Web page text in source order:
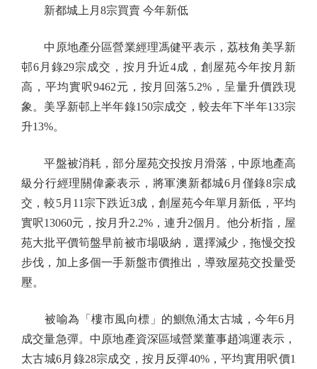
新都城上月8宗買賣 今年新低
中原地產分區營業經理馮健平表示，荔枝角美孚新
邨6月錄29宗成交，按月升近4成，創屋苑今年按月新
高，平均實呎9462元，按月回落5.2%，呈量升價跌現
象。美孚新邨上半年錄150宗成交，較去年下半年133宗
升13%。
平盤被消耗，部分屋苑交投按月滑落，中原地產高
級分行經理關偉豪表示，將軍澳新都城6月僅錄8宗成
交，較5月11宗下跌近3成，創屋苑今年單月新低，平均
實呎13060元，按月升2.2%，連升2個月。他分析指，屋
苑大批平價筍盤早前被市場吸納，選擇減少，拖慢交投
步伐，加上多個一手新盤市價推出，導致屋苑交投量受
壓。
被喻為「樓市風向標」的鰂魚涌太古城，今年6月
成交量急彈。中原地產資深區域營業董事趙鴻運表示，
太古城6月錄28宗成交，按月反彈40%，平均實用呎價1